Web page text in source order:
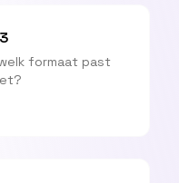
formaat past